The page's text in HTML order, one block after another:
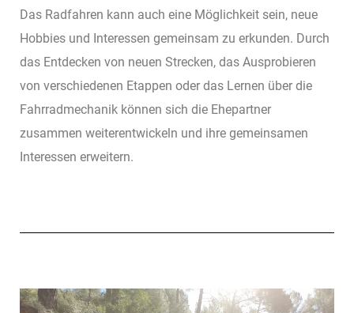
Das Radfahren kann auch eine Möglichkeit sein, neue
Hobbies und Interessen gemeinsam zu erkunden. Durch
das Entdecken von neuen Strecken, das Ausprobieren
von verschiedenen Etappen oder das Lernen über die
Fahrradmechanik können sich die Ehepartner
zusammen weiterentwickeln und ihre gemeinsamen
Interessen erweitern.